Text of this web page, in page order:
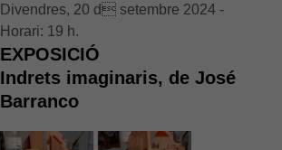
Divendres, 20 d setembre 2024 -
Horari: 19 h.
EXPOSICIÓ
Indrets imaginaris, de José
Barranco